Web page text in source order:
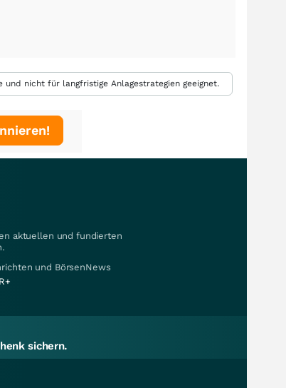
nicht für langfristige Anlagestrategien geeignet.
aktuellen und fundierten
und BörsenNews
sichern.